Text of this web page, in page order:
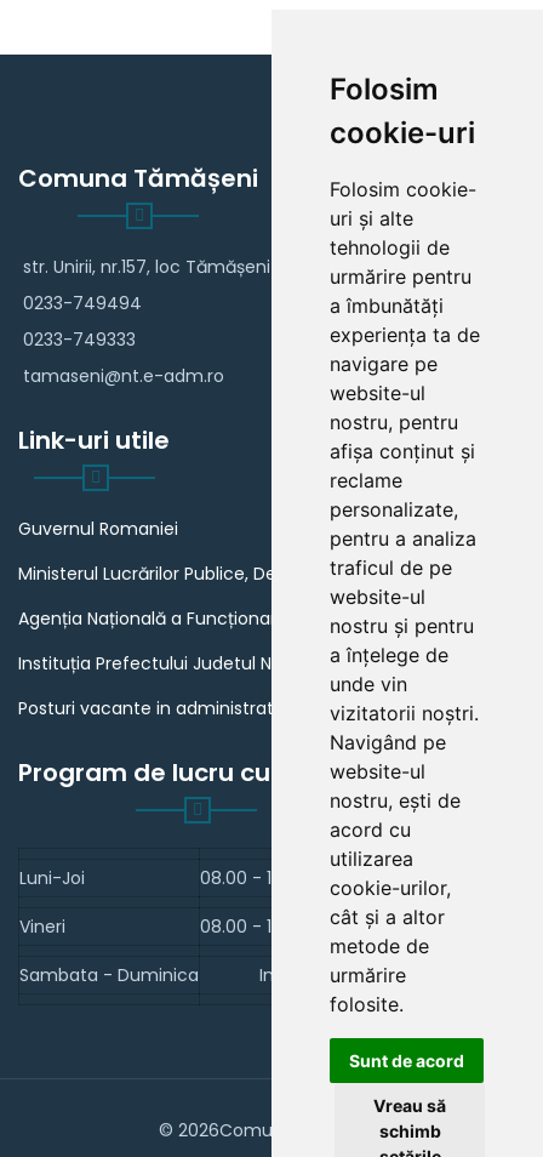
Folosim
cookie-uri
Folosim cookie-
uri și alte
tehnologii de
urmărire pentru
a îmbunătăți
experiența ta de
navigare pe
website-ul
nostru, pentru
afișa conținut și
reclame
personalizate,
pentru a analiza
traficul de pe
website-ul
nostru și pentru
a înțelege de
unde vin
vizitatorii noștri.
Navigând pe
website-ul
nostru, ești de
acord cu
utilizarea
cookie-urilor,
cât și a altor
metode de
urmărire
folosite.
Sunt de acord
Vreau să
schimb
Comuna Tămășeni
str. Unirii, nr.157, loc Tămășeni
0233-749494
0233-749333
tamaseni@nt.e-adm.ro
Link-uri utile
Guvernul Romaniei
Ministerul Lucrărilor Publice, Dezvoltării și Administrației
Agenția Națională a Funcționarilor Publici
Instituția Prefectului Judetul Neamt
Posturi vacante in administratia publica din Romania
Program de lucru cu publicul
Luni-Joi
08.00 - 16.00
Vineri
08.00 - 16.00
Sambata - Duminica
Inchis
© 2026Comuna Tamaseni